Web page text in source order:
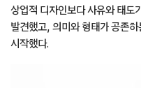
상업적 디자인보다 사유와 태도
발견했고, 의미와 형태가 공존
시작했다.